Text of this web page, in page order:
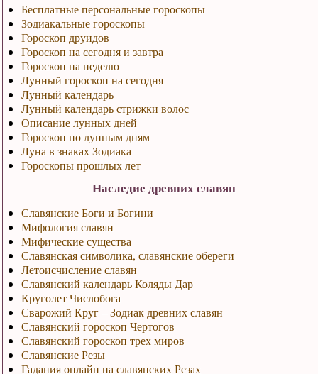
Бесплатные персональные гороскопы
Зодиакальные гороскопы
Гороскоп друидов
Гороскоп на сегодня и завтра
Гороскоп на неделю
Лунный гороскоп на сегодня
Лунный календарь
Лунный календарь стрижки волос
Описание лунных дней
Гороскоп по лунным дням
Луна в знаках Зодиака
Гороскопы прошлых лет
Наследие древних славян
Славянские Боги и Богини
Мифология славян
Мифические существа
Славянская символика, славянские обереги
Летоисчисление славян
Славянский календарь Коляды Дар
Круголет Числобога
Сварожий Круг – Зодиак древних славян
Славянский гороскоп Чертогов
Славянский гороскоп трех миров
Славянские Резы
Гадания онлайн на славянских Резах